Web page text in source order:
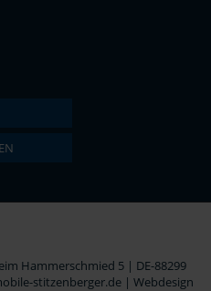
Hammerschmied 5 | DE-88299
stitzenberger.de | Webdesign